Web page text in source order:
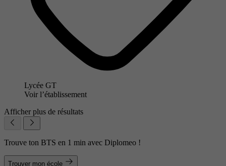
Lycée GT
Voir l’établissement
Afficher plus de résultats
Trouve ton BTS en 1 min avec Diplomeo !
Trouver mon école